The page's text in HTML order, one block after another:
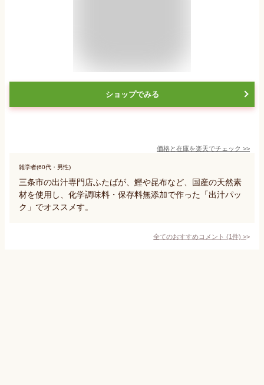
ショップでみる
価格と在庫を楽天でチェック >>
雑学者(60代・男性)
三条市の出汁専門店ふたばが、鰹や昆布など、国産の天然素
材を使用し、化学調味料・保存料無添加で作った「出汁パッ
ク」でオススメす。
全てのおすすめコメント (1件) >